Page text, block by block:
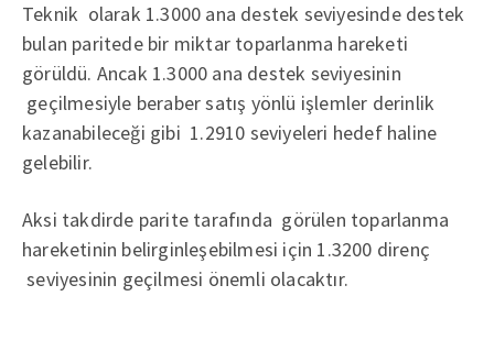
Teknik olarak 1.3000 ana destek seviyesinde destek
bulan paritede bir miktar toparlanma hareketi
görüldü. Ancak 1.3000 ana destek seviyesinin
geçilmesiyle beraber satış yönlü işlemler derinlik
kazanabileceği gibi 1.2910 seviyeleri hedef haline
gelebilir.
Aksi takdirde parite tarafında görülen toparlanma
hareketinin belirginleşebilmesi için 1.3200 direnç
seviyesinin geçilmesi önemli olacaktır.